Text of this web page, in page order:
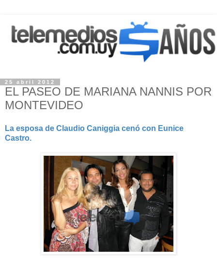
25 abril 2012
EL PASEO DE MARIANA NANNIS POR
MONTEVIDEO
La esposa de Claudio Caniggia cenó con Eunice
Castro.